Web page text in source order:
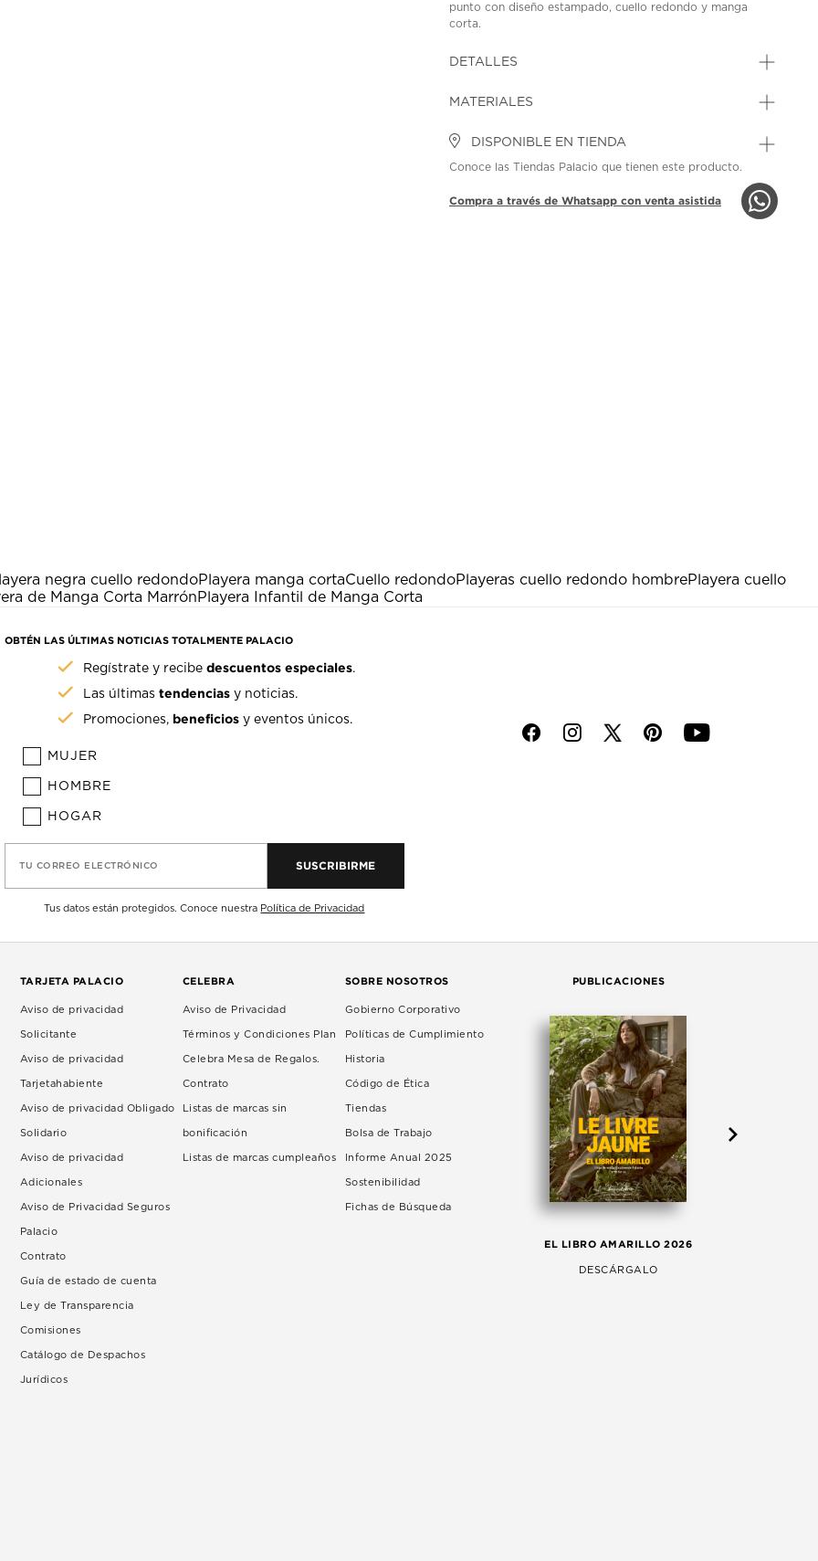
punto con diseño estampado, cuello redondo y manga
corta.
DETALLES
MATERIALES
DISPONIBLE EN TIENDA
Conoce las Tiendas Palacio que tienen este producto.
Compra a través de Whatsapp con venta asistida
negra cuello redondoPlayera manga cortaCuello redondoPlayeras cuello redondo hombrePlayera cuello
de Manga Corta MarrónPlayera Infantil de Manga Corta
OBTÉN LAS ÚLTIMAS NOTICIAS TOTALMENTE PALACIO
Regístrate y recibedescuentos especiales.
Las últimastendencias y noticias.
Promociones, beneficios y eventos únicos.
MUJER
HOMBRE
HOGAR
TU CORREO ELECTRÓNICO SUSCRIBIRME
Tus datos están protegidos. Conoce nuestra Política de Privacidad
f i p y
TARJETA PALACIO
Aviso de privacidad
Solicitante
Aviso de privacidad
Tarjetahabiente
Aviso de privacidad Obligado
Solidario
Aviso de privacidad
Adicionales
Aviso de Privacidad Seguros
Palacio
Contrato
Guía de estado de cuenta
Ley de Transparencia
Comisiones
Catálogo de Despachos
Jurídicos
CELEBRA
Aviso de Privacidad
Términos y Condiciones Plan
Celebra Mesa de Regalos.
Contrato
Listas de marcas sin
bonificación
Listas de marcas cumpleaños
SOBRE NOSOTROS
Gobierno Corporativo
Políticas de Cumplimiento
Historia
Código de Ética
Tiendas
Bolsa de Trabajo
Informe Anual 2025
Sostenibilidad
Fichas de Búsqueda
PUBLICACIONES
EL LIBRO AMARILLO 2026
DESCÁRGALO